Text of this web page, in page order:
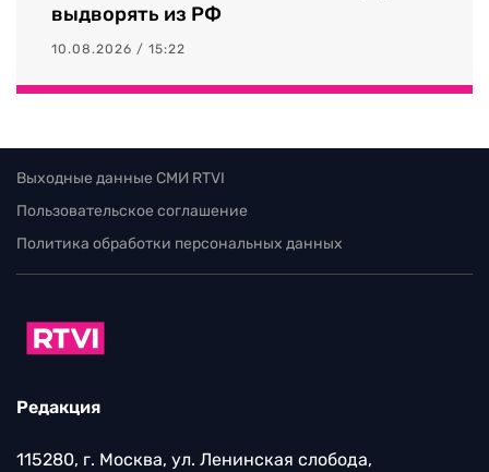
выдворять из РФ
10.08.2026 / 15:22
Выходные данные СМИ RTVI
Пользовательское соглашение
Политика обработки персональных данных
Редакция
115280, г. Москва, ул. Ленинская слобода,